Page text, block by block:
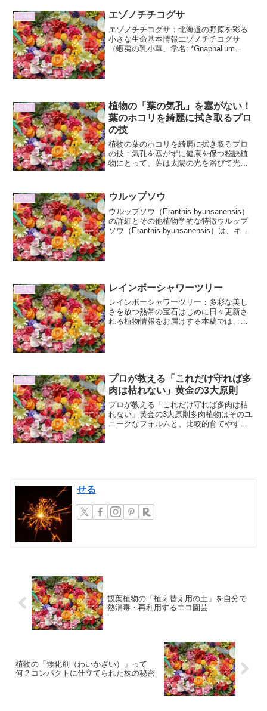
花情報 エゾノチチコグサ
エゾノチチコグサ：北海道の野原を彩る
小さな生命基本情報エゾノチチコグサ
（蝦夷の乳小草、学名: *Gnaphalium
花情報
植物の「葉の気孔」を塞がない！
葉のホコリを綺麗に拭き取るプロ
の技
植物の葉のホコリを綺麗に拭き取るプロ
の技：気孔を塞がずに健康を保つ秘訣植
物にとって、葉は太陽の光を浴びて光合
着すると、気孔が塞がれてしまい、光合
成の効率が低下したり、病害...
花情報 ウルップソウ
ウルップソウ（Eranthis byunsanensis）
の詳細とその他植物学的な特徴ウルップ
ソウ（Eranthis byunsanensis）は、キン
花情報 レインボーシャワーツリー
レインボーシャワーツリー：多彩な美し
さを放つ熱帯の宝石はじめに日々更新さ
れる植物情報をお届けする本稿では、熱
花情報
プロが教える「これだけ守れば多
肉は枯れない」黄金の3大原則
プロが教える「これだけ守れば多肉は枯
れない」黄金の3大原則多肉植物はそのユ
ニークなフォルムと、比較的育てやすい
せる
観葉植物の「植え替え用の土」を自分で
熱消毒・再利用するエコ園芸
植物の「矮化剤（わいかざい）」って
何？コンパクトに仕立てられた株の秘密